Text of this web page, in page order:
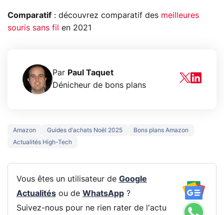
Comparatif : découvrez comparatif des meilleures
souris sans fil
en 2021
Par Paul Taquet
Dénicheur de bons plans
Amazon Guides d'achats Noël 2025
Bons plans Amazon
Actualités High-Tech
Vous êtes un utilisateur de Google
Actualitésou de WhatsApp?
Suivez-nous pour ne rien rater de l'actu